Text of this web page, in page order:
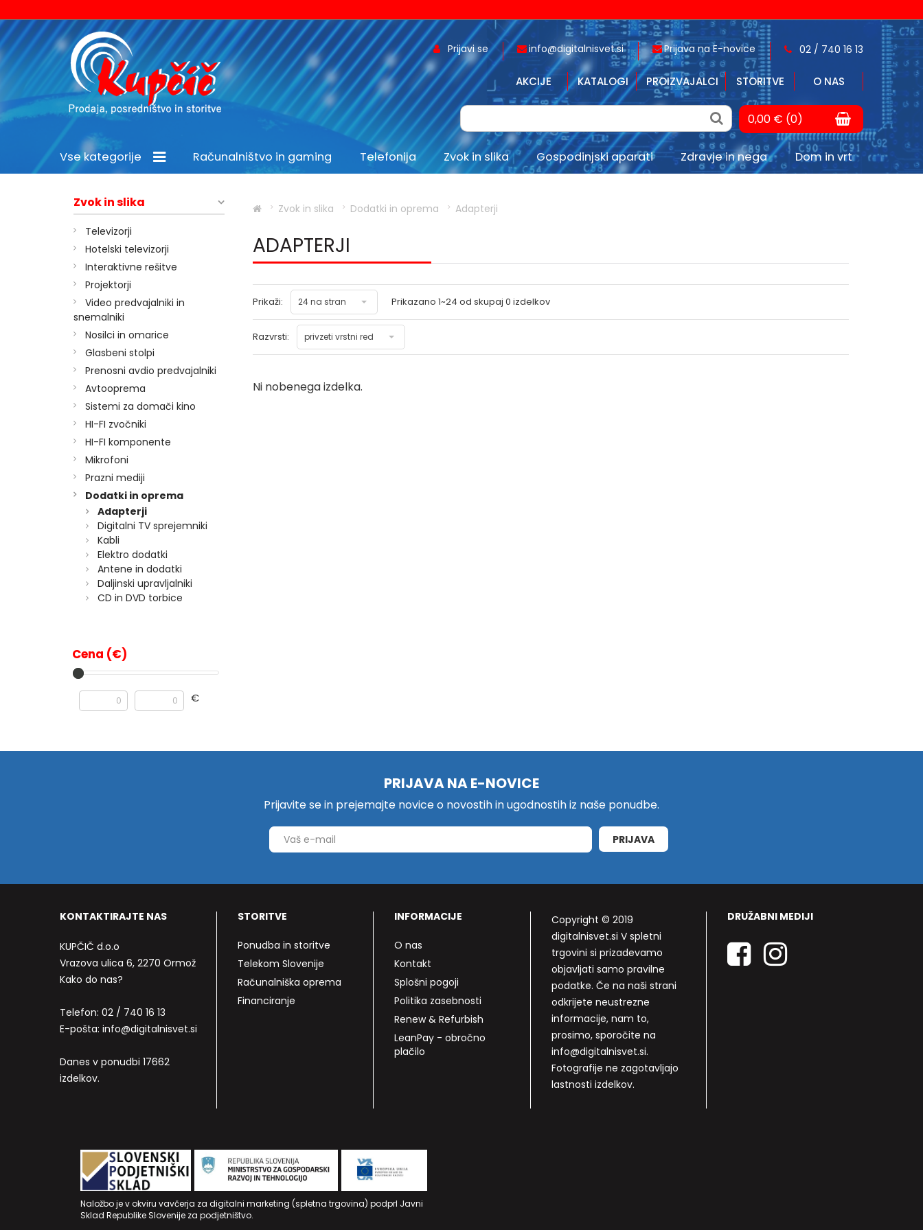
Prijavi se info@digitalnisvet.si Prijava na E-novice 02 / 740 16 13
AKCIJE KATALOGI PROIZVAJALCI STORITVE O NAS
0,00 € (0)
Vse kategorije Računalništvo in gaming Telefonija Zvok in slika Gospodinjski aparati Zdravje in nega Dom in vrt
Zvok in slika
Televizorji
Hotelski televizorji
Interaktivne rešitve
Projektorji
Video predvajalniki in
snemalniki
Nosilci in omarice
Glasbeni stolpi
Prenosni avdio predvajalniki
Avtooprema
Sistemi za domači kino
HI-FI zvočniki
HI-FI komponente
Mikrofoni
Prazni mediji
Dodatki in oprema
Adapterji
Digitalni TV sprejemniki
Kabli
Elektro dodatki
Antene in dodatki
Daljinski upravljalniki
CD in DVD torbice
Cena (€)
€
Zvok in slika Dodatki in oprema Adapterji
ADAPTERJI
Prikaži: 24 na stran Prikazano1~24 od skupaj0 izdelkov
Razvrsti: privzeti vrstni red
Ni nobenega izdelka.
PRIJAVA NA E-NOVICE
Prijavite se in prejemajte novice o novostih in ugodnostih iz naše ponudbe.
PRIJAVA
KONTAKTIRAJTE NAS
KUPČIČ d.o.o
Vrazova ulica 6, 2270 Ormož
Kako do nas?
Telefon: 02 / 740 16 13
E-pošta: info@digitalnisvet.si
Danes v ponudbi 17662
izdelkov.
STORITVE
Ponudba in storitve
Telekom Slovenije
Računalniška oprema
Financiranje
INFORMACIJE
O nas
Kontakt
Splošni pogoji
Politika zasebnosti
Renew & Refurbish
LeanPay - obročno
plačilo
Copyright © 2019
digitalnisvet.si V spletni
trgovini si prizadevamo
objavljati samo pravilne
podatke. Če na naši strani
odkrijete neustrezne
informacije, nam to,
prosimo, sporočite na
info@digitalnisvet.si.
Fotografije ne zagotavljajo
lastnosti izdelkov.
DRUŽABNI MEDIJI
Naložbo je v okviru vavčerja za digitalni marketing (spletna trgovina) podprl Javni
Sklad Republike Slovenije za podjetništvo.